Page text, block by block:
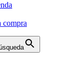
compra